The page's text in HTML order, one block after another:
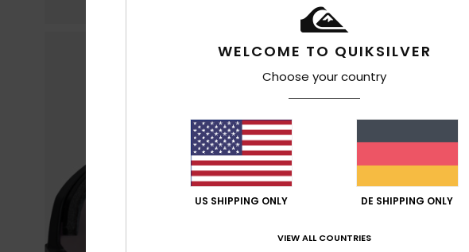
WELCOME TO QUIKSILVER
Choose your country
US SHIPPING ONLY DE SHIPPING ONLY
VIEW ALL COUNTRIES